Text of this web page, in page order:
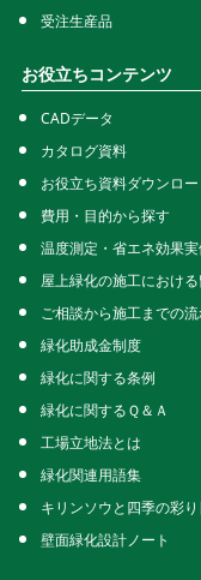
受注生産品
お役立ちコンテンツ
CADデータ
カタログ資料
お役立ち資料ダウンロー
費用・目的から探す
温度測定・省エネ効果
屋上緑化の施工におけ
ご相談から施工までの
緑化助成金制度
緑化に関する条例
緑化に関するＱ＆Ａ
工場立地法とは
緑化関連用語集
キリンソウと四季の彩
壁面緑化設計ノート